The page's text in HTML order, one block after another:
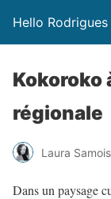
Hello Rodrigues
Kokoroko
régionale
Laura
Dans un paysage